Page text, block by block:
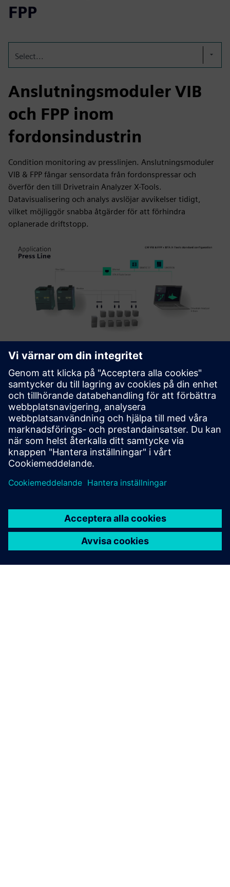
FPP
Select...
Anslutningsmoduler VIB
och FPP inom
fordonsindustrin
Condition monitoring av presslinjen. Anslutningsmoduler
VIB & FPP fångar sensordata från fordonspressar och
överför den till Drivetrain Analyzer X-Tools.
Datavisualisering och analys avslöjar avvikelser tidigt,
vilket möjliggör snabba åtgärder för att förhindra
oplanerade driftstopp.
Produktdetaljer
Produktöversikt |Samla in data från de snabbaste
komplexa applikationerna